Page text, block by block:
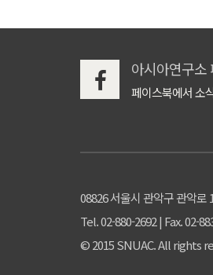
아시아연구소
페이스북에서 소
08826 서울시 관악구 관악로
Tel. 02-880-2692 | Fax. 02-
© 2015 SNUAC. All rights